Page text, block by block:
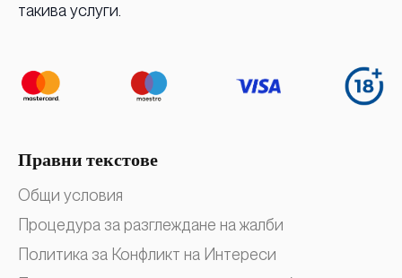
такива услуги.
Правни текстове
Общи условия
Процедура за разглеждане на жалби
Политика за Конфликт на Интереси